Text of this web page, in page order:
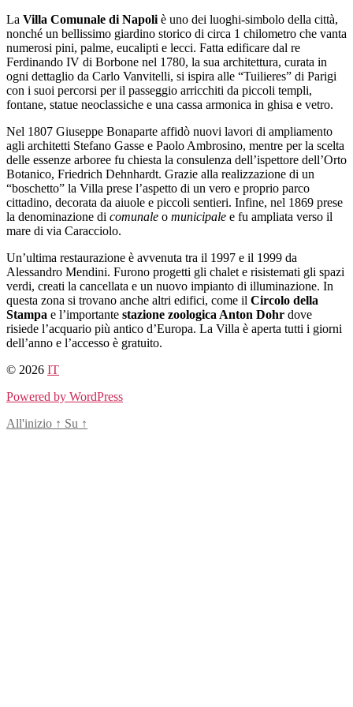
Salta
al
contenuto
La Villa Comunale di Napoli è uno dei luoghi-simbolo della città,
nonché un bellissimo giardino storico di circa 1 chilometro che vanta
numerosi pini, palme, eucalipti e lecci. Fatta edificare dal re
Ferdinando IV di Borbone nel 1780, la sua architettura, curata in
ogni dettaglio da Carlo Vanvitelli, si ispira alle “Tuilieres” di Parigi
con i suoi percorsi per il passeggio arricchiti da piccoli templi,
fontane, statue neoclassiche e una cassa armonica in ghisa e vetro.
Nel 1807 Giuseppe Bonaparte affidò nuovi lavori di ampliamento
agli architetti Stefano Gasse e Paolo Ambrosino, mentre per la scelta
delle essenze arboree fu chiesta la consulenza dell’ispettore dell’Orto
Botanico, Friedrich Dehnhardt. Grazie alla realizzazione di un
“boschetto” la Villa prese l’aspetto di un vero e proprio parco
cittadino, decorata da aiuole e piccoli sentieri. Infine, nel 1869 prese
la denominazione di comunale o municipale e fu ampliata verso il
mare di via Caracciolo.
Un’ultima restaurazione è avvenuta tra il 1997 e il 1999 da
Alessandro Mendini. Furono progetti gli chalet e risistemati gli spazi
verdi, creati la cancellata e un nuovo impianto di illuminazione. In
questa zona si trovano anche altri edifici, come il Circolo della
Stampa e l’importante stazione zoologica Anton Dohr dove
risiede l’acquario più antico d’Europa. La Villa è aperta tutti i giorni
dell’anno e l’accesso è gratuito.
© 2026 IT
Powered by WordPress
All'inizio ↑ Su ↑